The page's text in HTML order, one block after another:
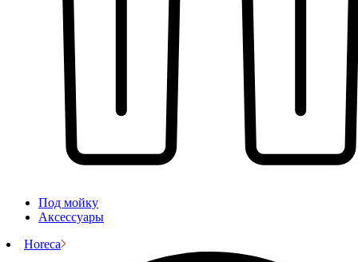
Под мойку
Аксессуары
Horeca